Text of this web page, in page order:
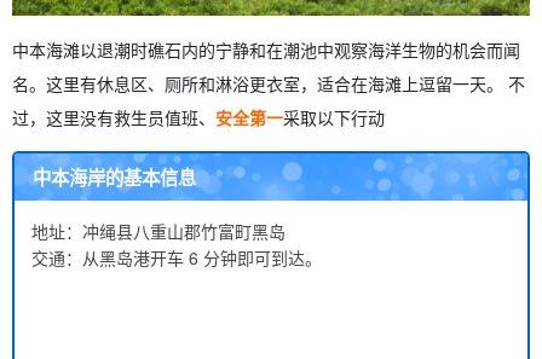
中本海滩以退潮时礁石内的宁静和在潮池中观察海洋生物的机会而闻
名。这里有休息区、厕所和淋浴更衣室，适合在海滩上逗留一天。 不
过，这里没有救生员值班、 安全第一采取以下行动
中本海岸的基本信息
地址：冲绳县八重山郡竹富町黑岛
交通：从黑岛港开车 6 分钟即可到达。